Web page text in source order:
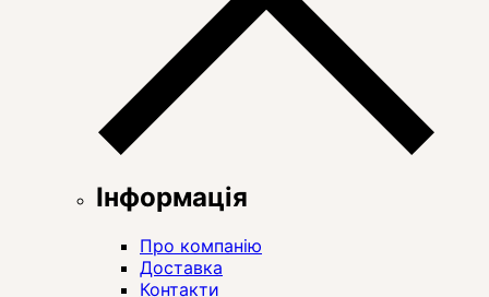
Інформація
Про компанію
Доставка
Контакти